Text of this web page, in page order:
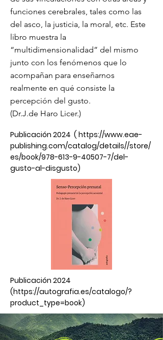
funciones cerebrales, tales como las
del asco, la justicia, la moral, etc. Este
libro muestra la
“multidimensionalidad” del mismo
junto con los fenómenos que lo
acompañan para enseñarnos
realmente en qué consiste la
percepción del gusto.
(Dr.J.de Haro Licer.)
Publicación 2024 ( https://www.eae-
publishing.com/catalog/details//store/
es/book/978-613-9-40507-7/del-
gusto-al-disgusto)
Publicación 2024
(https://autografia.es/catalogo/?
product_type=book)